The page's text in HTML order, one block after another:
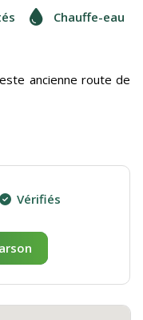
Chauffe-eau
ancienne route de
Vérifiés